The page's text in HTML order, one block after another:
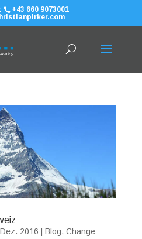
+43 660 9073001
2016 Blog, Change